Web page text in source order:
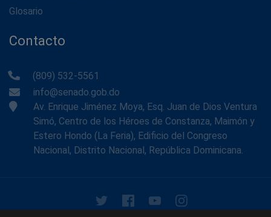
Glosario
Contacto
(809) 532-5561
info@senado.gob.do
Av. Enrique Jiménez Moya, Esq. Juan de Dios Ventura
Simó, Centro de los Héroes de Constanza, Maimón y
Estero Hondo (La Feria), Edificio del Congreso
Nacional, Distrito Nacional, República Dominicana.